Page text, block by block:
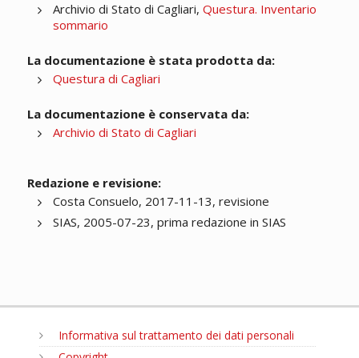
Archivio di Stato di Cagliari, Questura. Inventario
sommario
La documentazione è stata prodotta da:
Questura di Cagliari
La documentazione è conservata da:
Archivio di Stato di Cagliari
Redazione e revisione:
Costa Consuelo, 2017-11-13, revisione
SIAS, 2005-07-23, prima redazione in SIAS
Informativa sul trattamento dei dati personali